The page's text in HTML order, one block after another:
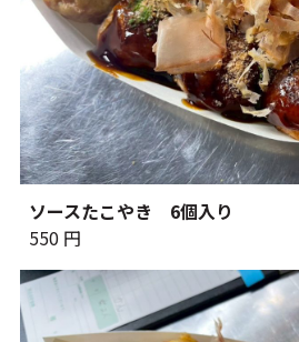
ソースたこやき 6個入り
550 円